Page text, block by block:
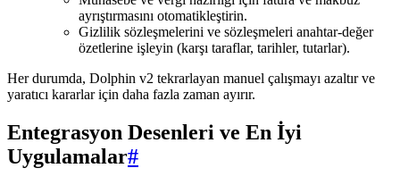
ayrıştırmasını otomatikleştirin.
Gizlilik sözleşmelerini ve sözleşmeleri anahtar-değer
özetlerine işleyin (karşı taraflar, tarihler, tutarlar).
Her durumda, Dolphin v2 tekrarlayan manuel çalışmayı azaltır ve
yaratıcı kararlar için daha fazla zaman ayırır.
Entegrasyon Desenleri ve En İyi
Uygulamalar#